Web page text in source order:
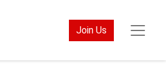
Join Us